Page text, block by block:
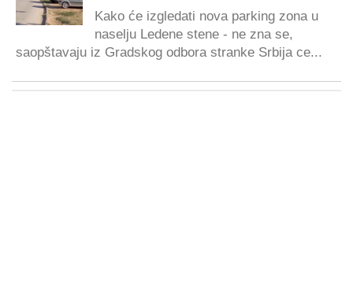
Kako će izgledati nova parking zona u
naselju Ledene stene - ne zna se,
saopštavaju iz Gradskog odbora stranke Srbija ce...